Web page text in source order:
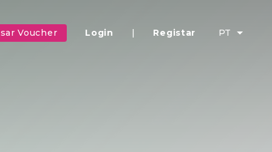
Voucher Login | Registar PT